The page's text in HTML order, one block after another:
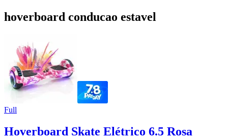
hoverboard conducao estavel
Full
Hoverboard Skate Elétrico 6.5 Rosa